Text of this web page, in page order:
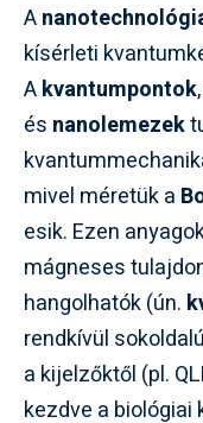
A
kísérleti
Akvantumpontok,
és nanolemezek
mivel méretük a
esik. Ezen
mágneses
hangolhatók (ún.
rendkívül
a kijelzőktől (pl.
kezdve a biológiai